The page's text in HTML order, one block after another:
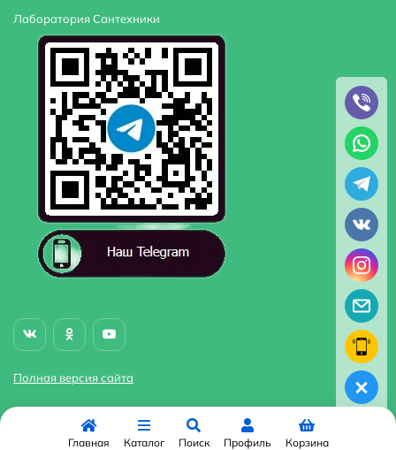
Лаборатория Сантехники
Полная версия сайта
Главная Каталог Поиск Профиль Корзина